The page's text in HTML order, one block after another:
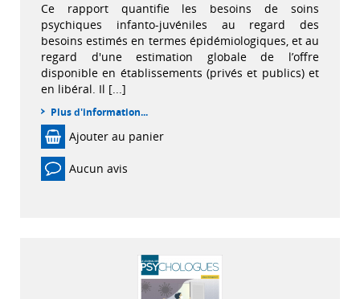
Ce rapport quantifie les besoins de soins
psychiques infanto-juvéniles au regard des
besoins estimés en termes épidémiologiques, et au
regard d'une estimation globale de l’offre
disponible en établissements (privés et publics) et
en libéral. Il [...]
Plus d'information...
Ajouter au panier
Aucun avis